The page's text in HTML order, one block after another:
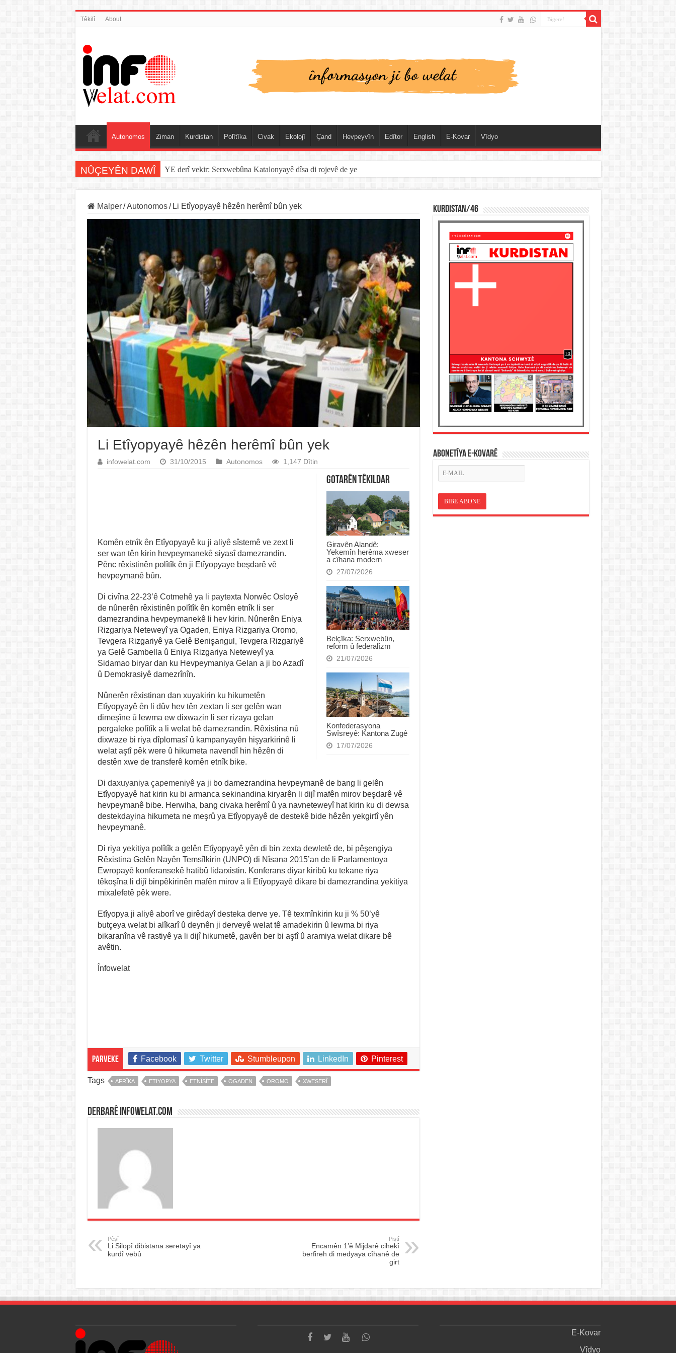
Têkilî About
Autonomos Ziman Kurdistan Polîtîka Civak Ekolojî Çand Hevpeyvîn Edîtor English E-Kovar Vîdyo
NÛÇEYÊN DAWÎ YE derî vekir: Serxwebûna Katalonyayê dîsa di rojevê de ye
Malper / Autonomos / Li Etîyopyayê hêzên herêmî bûn yek
Li Etîyopyayê hêzên herêmî bûn yek
infowelat.com 31/10/2015 Autonomos 1,147 Dîtin
Gotarên Têkildar
Giravên Alandê:
Yekemîn herêma xweser
a cîhana modern
27/07/2026
Belçîka: Serxwebûn,
reform û federalîzm
21/07/2026
Konfederasyona
Swîsreyê: Kantona Zugê
17/07/2026
Komên etnîk ên Etîyopyayê ku ji aliyê sîstemê ve zext li
ser wan tên kirin hevpeymanekê siyasî damezrandin.
Pênc rêxistinên polîtîk ên ji Etîyopyaye beşdarê vê
hevpeymanê bûn.
Di civîna 22-23’ê Cotmehê ya li paytexta Norwêc Osloyê
de nûnerên rêxistinên polîtîk ên komên etnîk li ser
damezrandina hevpeymanekê li hev kirin. Nûnerên Eniya
Rizgariya Neteweyî ya Ogaden, Eniya Rizgariya Oromo,
Tevgera Rizgariyê ya Gelê Benişangul, Tevgera Rizgariyê
ya Gelê Gambella û Eniya Rizgariya Neteweyî ya
Sidamao biryar dan ku Hevpeymaniya Gelan a ji bo Azadî
û Demokrasiyê damezrînîn.
Nûnerên rêxistinan dan xuyakirin ku hikumetên
Etîyopyayê ên li dûv hev tên zextan li ser gelên wan
dimeşîne û lewma ew dixwazin li ser rizaya gelan
pergaleke polîtîk a li welat bê damezrandin. Rêxistina nû
dixwaze bi riya dîplomasî û kampanyayên hişyarkirinê li
welat aştî pêk were û hikumeta navendî hin hêzên di
destên xwe de transferê komên etnîk bike.
Di daxuyaniya çapemeniyêya ji bo damezrandina hevpeymanê de bang li gelên
Etîyopyayê hat kirin ku bi armanca sekinandina kiryarên li dijî mafên mirov beşdarê vê
hevpeymanê bibe. Herwiha, bang civaka herêmî û ya navneteweyî hat kirin ku di dewsa
destekdayina hikumeta ne meşrû ya Etîyopyayê de destekê bide hêzên yekgirtî yên
hevpeymanê.
Di riya yekitiya polîtîk a gelên Etîyopyayê yên di bin zexta dewletê de, bi pêşengiya
Rêxistina Gelên Nayên Temsîlkirin (UNPO) di Nîsana 2015’an de li Parlamentoya
Ewropayê konferansekê hatibû lidarxistin. Konferans diyar kiribû ku tekane riya
têkoşîna li dijî binpêkirinên mafên mirov a li Etîyopyayê dikare bi damezrandina yekitiya
mixalefetê pêk were.
Etîyopya ji aliyê aborî ve girêdayî desteka derve ye. Tê texmînkirin ku ji % 50’yê
butçeya welat bi alîkarî û deynên ji derveyê welat tê amadekirin û lewma bi riya
bikaranîna vê rastiyê ya li dijî hikumetê, gavên ber bi aştî û aramiya welat dikare bê
avêtin.
Înfowelat
Parveke Facebook Twitter Stumbleupon LinkedIn Pinterest
Tags AFRÎKA ETIYOPYA ETNÎSÎTE OGADEN OROMO XWESERÎ
Derbarê infowelat.com
Pêşî
Li Silopî dibistana seretayî ya
kurdî vebû
Piştî
Encamên 1’ê Mijdarê cihekî
berfireh di medyaya cîhanê de
girt
KURDISTAN/46
ABONETÎYA E-KOVARÊ
E-Kovar
Vîdyo